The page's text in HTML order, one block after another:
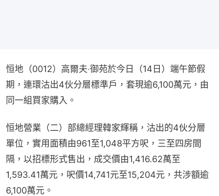
恒地（0012）高爾夫‧御苑於今日（14日）端午節假
期，連環沽出4伙分層標準戶，套現逾6,100萬元，由
同一組買家購入。
恒地營業（二）部總經理韓家輝稱，沽出的4伙分層
單位，實用面積由961至1,048平方呎，三至四房間
隔，以招標形式售出，成交價由1,416.62萬至
1,593.41萬元，呎價14,741元至15,204元，共涉額逾
6,100萬元。